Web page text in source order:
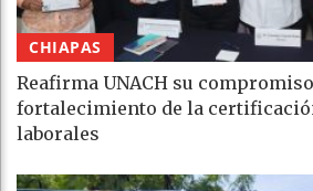
CHIAPAS
Reafirma UNACH su
fortalecimiento de la
laborales